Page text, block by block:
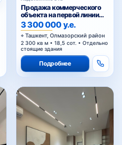
объекта на первой линии
Кольцевой дороги в
Ташкенте
3 300 000 у.е.
Ташкент, Олмазорский район
2 300 кв м • 18,5 сот. • Отдельно
стоящие здания
Подробнее